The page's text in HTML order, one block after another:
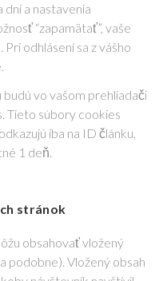
dni a nastavenia
“zapamätať”, vaše
odhlásení sa z vášho
vo vašom prehliadači
Tieto súbory cookies
iba na ID článku,
1 deň.
stránok
obsahovať vložený
podobne). Vložený obsah